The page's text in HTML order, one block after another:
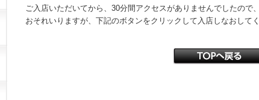
ご入店いただいてから、30分間アクセスがありませんでしたので
おそれいりますが、下記のボタンをクリックして入店しなおしてく